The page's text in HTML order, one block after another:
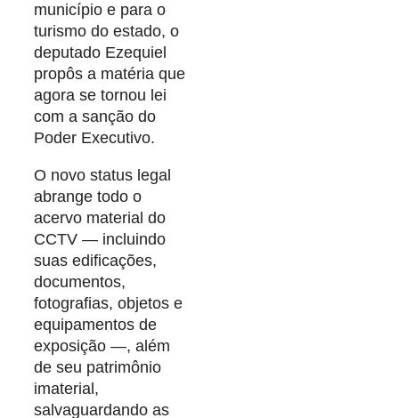
município e para o
turismo do estado, o
deputado Ezequiel
propôs a matéria que
agora se tornou lei
com a sanção do
Poder Executivo.
O novo status legal
abrange todo o
acervo material do
CCTV — incluindo
suas edificações,
documentos,
fotografias, objetos e
equipamentos de
exposição —, além
de seu patrimônio
imaterial,
salvaguardando as